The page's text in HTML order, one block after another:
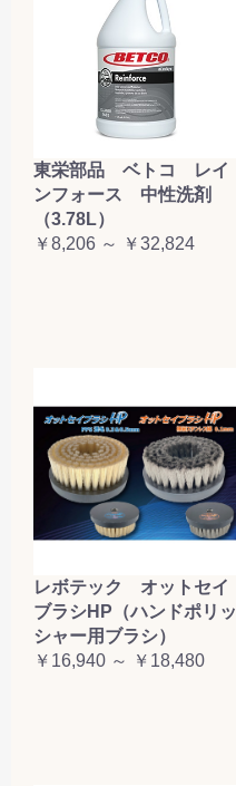
東栄部品 ベトコ レイ
ンフォース 中性洗剤
（3.78L）
￥8,206 ～ ￥32,824
レボテック オットセイ
ブラシHP（ハンドポリッ
シャー用ブラシ）
￥16,940 ～ ￥18,480